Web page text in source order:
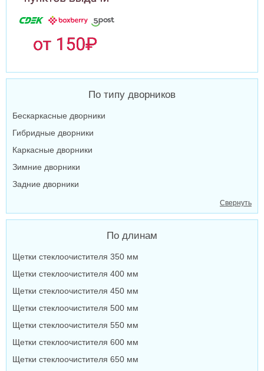
По типу дворников
Бескаркасные дворники
Гибридные дворники
Каркасные дворники
Зимние дворники
Задние дворники
Свернуть
По длинам
Щетки стеклоочистителя 350 мм
Щетки стеклоочистителя 400 мм
Щетки стеклоочистителя 450 мм
Щетки стеклоочистителя 500 мм
Щетки стеклоочистителя 550 мм
Щетки стеклоочистителя 600 мм
Щетки стеклоочистителя 650 мм